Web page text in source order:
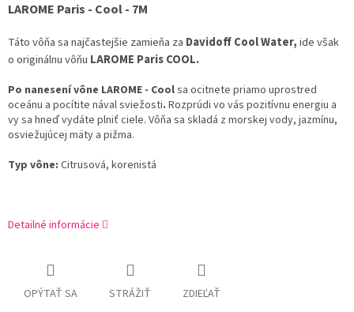
LAROME Paris - Cool - 7M
Táto vôňa sa najčastejšie zamieňa za Davidoff Cool Water,ide však
o originálnu vôňu LAROME Paris COOL.
Po nanesení vône LAROME - Coolsa ocitnete priamo uprostred
oceánu a pocítite nával sviežosti. Rozprúdi vo vás pozitívnu energiu a
vy sa hneď vydáte plniť ciele. Vôňa sa skladá z morskej vody, jazmínu,
osviežujúcej mäty a pižma.
Typ vône: Citrusová, korenistá
Detailné informácie
OPÝTAŤ SA STRÁŽIŤ ZDIEĽAŤ